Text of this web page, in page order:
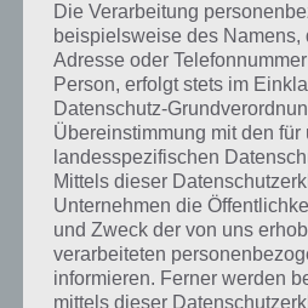
finden!
Du findest Lösungen auch ohne
Münzen einsetzt. Da diese jedoch
die Möglichkeit alle Antworten zu
Die obige Lösung stimmt
Wenn die Lösung, die wir dir oben
Die Verarbeitung
beispielsweise des Namens,
Adresse oder
Person, erfolgt stets im
Datenschutz-
Übereinstimmung mit den für
landesspezifischen
Mittels dieser
Unternehmen die
und Zweck der von uns
verarbeiteten
informieren. Ferner werden
mittels dieser